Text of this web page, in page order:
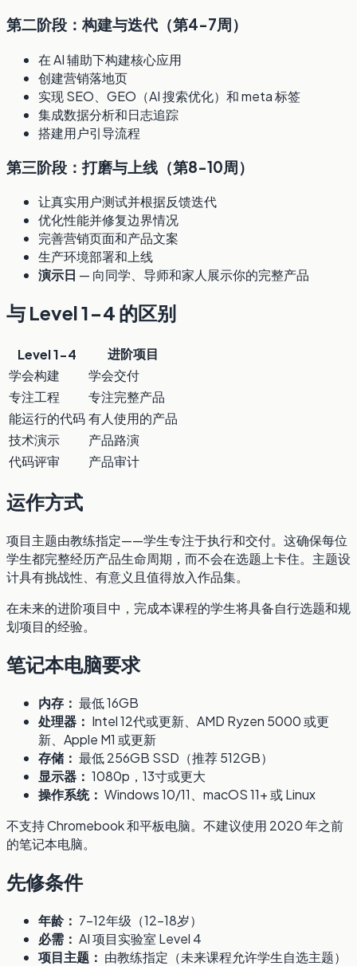
第二阶段：构建与迭代（第4-7周）
在 AI 辅助下构建核心应用
创建营销落地页
实现 SEO、GEO（AI 搜索优化）和 meta 标签
集成数据分析和日志追踪
搭建用户引导流程
第三阶段：打磨与上线（第8-10周）
让真实用户测试并根据反馈迭代
优化性能并修复边界情况
完善营销页面和产品文案
生产环境部署和上线
演示日 — 向同学、导师和家人展示你的完整产品
与 Level 1-4 的区别
Level 1-4
进阶项目
学会构建
学会交付
专注工程
专注完整产品
能运行的代码有人使用的产品
技术演示
产品路演
代码评审
产品审计
运作方式
项目主题由教练指定——学生专注于执行和交付。这确保每位
学生都完整经历产品生命周期，而不会在选题上卡住。主题设
计具有挑战性、有意义且值得放入作品集。
在未来的进阶项目中，完成本课程的学生将具备自行选题和规
划项目的经验。
笔记本电脑要求
内存： 最低 16GB
处理器： Intel 12代或更新、AMD Ryzen 5000 或更
新、Apple M1 或更新
存储： 最低 256GB SSD（推荐 512GB）
显示器： 1080p，13寸或更大
操作系统： Windows 10/11、macOS 11+ 或 Linux
不支持 Chromebook 和平板电脑。不建议使用 2020 年之前
的笔记本电脑。
先修条件
年龄： 7-12年级（12-18岁）
必需： AI 项目实验室 Level 4
项目主题： 由教练指定（未来课程允许学生自选主题）